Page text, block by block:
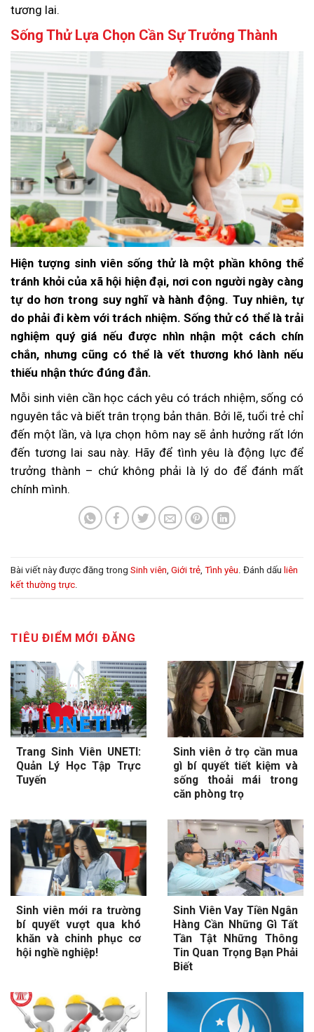
tương lai.
Sống Thử Lựa Chọn Cần Sự Trưởng Thành
Hiện tượng sinh viên sống thử là một phần không thể
tránh khỏi của xã hội hiện đại, nơi con người ngày càng
tự do hơn trong suy nghĩ và hành động. Tuy nhiên, tự
do phải đi kèm với trách nhiệm. Sống thử có thể là trải
nghiệm quý giá nếu được nhìn nhận một cách chín
chắn, nhưng cũng có thể là vết thương khó lành nếu
thiếu nhận thức đúng đắn.
Mỗi sinh viên cần học cách yêu có trách nhiệm, sống có
nguyên tắc và biết trân trọng bản thân. Bởi lẽ, tuổi trẻ chỉ
đến một lần, và lựa chọn hôm nay sẽ ảnh hưởng rất lớn
đến tương lai sau này. Hãy để tình yêu là động lực để
trưởng thành – chứ không phải là lý do để đánh mất
chính mình.
Bài viết này được đăng trong Sinh viên Giới trẻ Tình yêu . Đánh dấu liên
kết thường trực
TIÊU ĐIỂM MỚI ĐĂNG
Trang Sinh Viên UNETI:
Quản Lý Học Tập Trực
Tuyến
Sinh viên ở trọ cần mua
gì bí quyết tiết kiệm và
sống thoải mái trong
căn phòng trọ
Sinh viên mới ra trường
bí quyết vượt qua khó
khăn và chinh phục cơ
hội nghề nghiệp!
Sinh Viên Vay Tiền Ngân
Hàng Cần Những Gì Tất
Tần Tật Những Thông
Tin Quan Trọng Bạn Phải
Biết